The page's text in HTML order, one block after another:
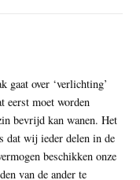
gaat over ‘verlichting’
eerst moet worden
bevrijd kan wanen. Het
dat wij ieder delen in de
beschikken onze
van de ander te